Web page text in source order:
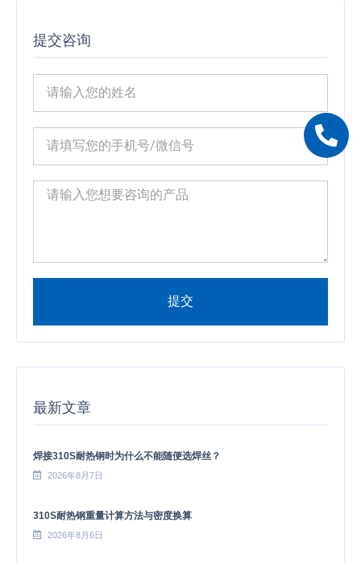
提交咨询
提交
最新文章
焊接310S耐热钢时为什么不能随便选焊丝？
2026年8月7日
310S耐热钢重量计算方法与密度换算
2026年8月6日